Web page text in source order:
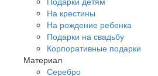
На крестины
На рождение ребенка
Подарки на свадьбу
Корпоративные подарки
Материал
Серебро